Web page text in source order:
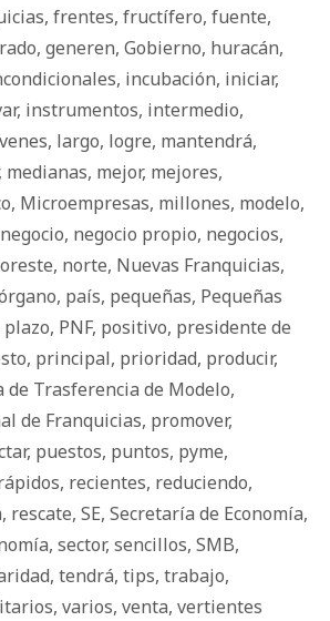
, frentes, fructífero, fuente,
, generen, Gobierno, huracán,
, incubación, iniciar,
, instrumentos, intermedio,
, largo, logre, mantendrá,
medianas, mejor, mejores,
, Microempresas, millones, modelo,
negocio, negocio propio, negocios,
, norte, Nuevas Franquicias,
, país, pequeñas, Pequeñas
plazo, PNF, positivo, presidente de
, principal, prioridad, producir,
de Trasferencia de Modelo,
de Franquicias, promover,
, puestos, puntos, pyme,
, recientes, reduciendo,
, rescate, SE, Secretaría de Economía,
, sector, sencillos, SMB,
, tendrá, tips, trabajo,
, varios, venta, vertientes